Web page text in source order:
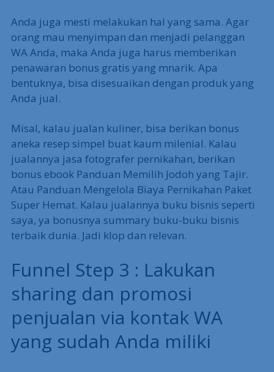
Anda juga mesti melakukan hal yang sama. Agar
orang mau menyimpan dan menjadi pelanggan
WA Anda, maka Anda juga harus memberikan
penawaran bonus gratis yang mnarik. Apa
bentuknya, bisa disesuaikan dengan produk yang
Anda jual.
Misal, kalau jualan kuliner, bisa berikan bonus
aneka resep simpel buat kaum milenial. Kalau
jualannya jasa fotografer pernikahan, berikan
bonus ebook Panduan Memilih Jodoh yang Tajir.
Atau Panduan Mengelola Biaya Pernikahan Paket
Super Hemat. Kalau jualannya buku bisnis seperti
saya, ya bonusnya summary buku-buku bisnis
terbaik dunia. Jadi klop dan relevan.
Funnel Step 3 : Lakukan
sharing dan promosi
penjualan via kontak WA
yang sudah Anda miliki